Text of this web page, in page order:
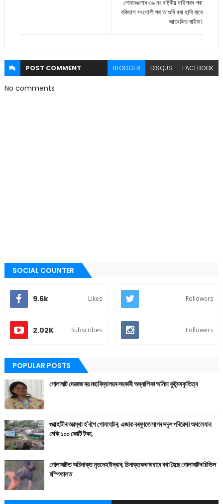
পোৰাবঙলাৰ ৩৯ নং ৰাষ্ট্ৰীয় ঘাইপথৰ পৰা
বকিয়াল সংযোগী পথ আগুৰি ধৰা হাবি বাবে
আতংকিত ৰাইজ।
POST COMMENT BLOGGER DISQUS FACEBOOK
No comments
SOCIAL COUNTER
9.6k Likes Followers
2.02K Subscribes Followers
POPULAR POSTS
গোলাঘাট দেৱৰাজ ৰয় মহাবিদ্যালয়ৰ সহকাৰী অধ্যাপিকা অনিমা কুটুমৰ কৃতিত্ব
গুৱাহাটীৰ অৱস্থা হ'বগৈ গোলাঘাটৰ, এজাক বৰষুণতে সাগৰ সদৃশ পৰিৱেশ। অথলে যাব
নেকি ১০০ কোটি টকা,
গোলাঘাটত অচিনাক্ত মৃতদেহ উদ্ধাৰ, চিনাক্তকৰণৰ বাবে ৰখা হৈছে গোলাঘাটৰ চিভিল
হস্পিতালত